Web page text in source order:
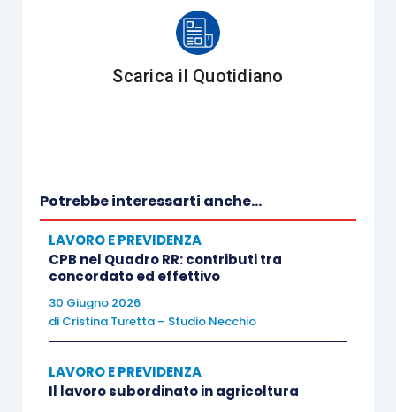
età inferiore a ventuno anni
(riduzione di tre punti percentuali).
Quindi, tenendo presenteche per l’anno 2018
contributo IVS dovuto dagli artigiani e
commercianti è pari ad€ 15.710; la
circolare precisa che per l’anno 2018 il
reddito minimo annuo da prendere in
considerazione ai fini del calcolo del
contributo IVS dovutoè diverso rispetto
all’anno precedente,a causa della
variazione dell’1,1% dell’indice dei prezzi
al consumo tra il periodo gennaio 2016 –
Scarica il Quotidiano
Potrebbe interessarti anche...
LAVORO E PREVIDENZA
CPB nel Quadro RR: contributi tra
concordato ed effettivo
30 Giugno 2026
di Cristina Turetta – Studio Necchio
LAVORO E PREVIDENZA
Il lavoro subordinato in agricoltura